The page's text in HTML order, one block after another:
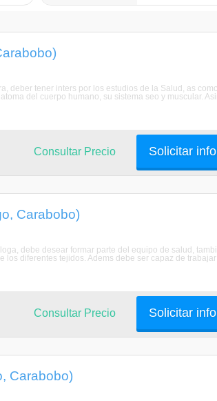
deber tener inters por los estudios de la Salud, as
del cuerpo humano, su sistema seo y muscular.
Solicitar
Consultar Precio
Carabobo)
debe desear formar parte del equipo de salud,
diferentes tejidos. Adems debe ser capaz de
Solicitar
Consultar Precio
Carabobo)